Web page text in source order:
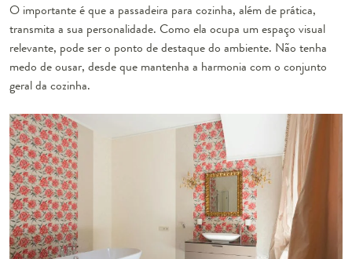
O importante é que a passadeira para cozinha, além de prática,
transmita a sua personalidade. Como ela ocupa um espaço visual
relevante, pode ser o ponto de destaque do ambiente. Não tenha
medo de ousar, desde que mantenha a harmonia com o conjunto
geral da cozinha.